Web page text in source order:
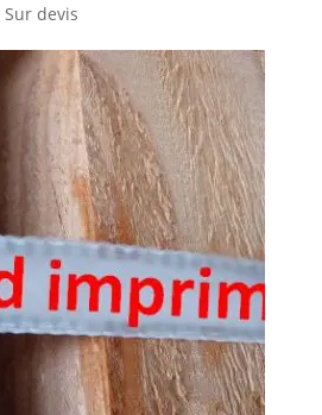
Sur devis